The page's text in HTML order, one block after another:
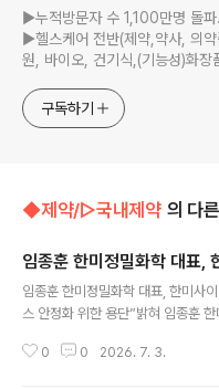
▶누적방문자 수 1,100만명 돌
▶헬스케어 전반(제약,약사, 의
원, 바이오, 건기식,(기능성)화장
jp11222@naver.com
구독하기
◆제약/▷국내제약 의 다
임종훈 한미정밀화학 대표,
임종훈 한미정밀화학 대표, 한미사
스 안정화 위한 용단”밝혀 임종훈
제고에 대한 의지를 표명했다. 3일
0 0 2026. 7. 3.